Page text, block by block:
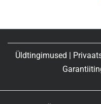
Üldtingimused